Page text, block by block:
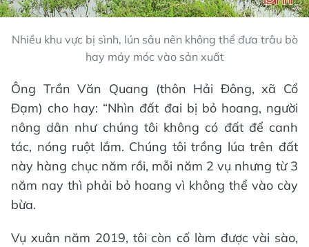
Nhiều khu vực bị sình, lún sâu nên không thể đưa trâu bò
hay máy móc vào sản xuất
Ông Trần Văn Quang (thôn Hải Đông, xã Cổ
Đạm) cho hay: “Nhìn đất đai bị bỏ hoang, người
nông dân như chúng tôi không có đất để canh
tác, nóng ruột lắm. Chúng tôi trồng lúa trên đất
này hàng chục năm rồi, mỗi năm 2 vụ nhưng từ 3
năm nay thì phải bỏ hoang vì không thể vào cày
bừa.
Vụ xuân năm 2019, tôi còn cố làm được vài sào,